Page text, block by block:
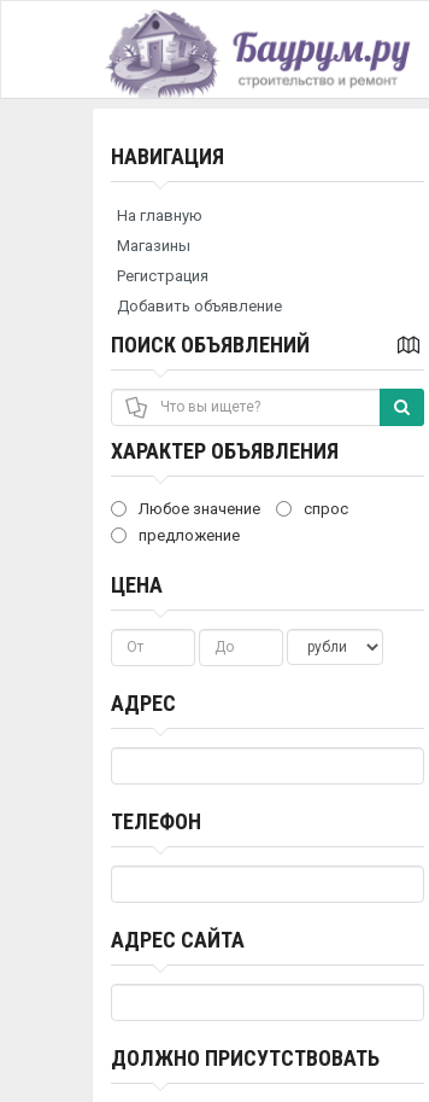
НАВИГАЦИЯ
На главную
Магазины
Регистрация
Добавить объявление
ПОИСК ОБЪЯВЛЕНИЙ
ХАРАКТЕР ОБЪЯВЛЕНИЯ
Любое значение
спрос
предложение
ЦЕНА
АДРЕС
ТЕЛЕФОН
АДРЕС САЙТА
ДОЛЖНО ПРИСУТСТВОВАТЬ